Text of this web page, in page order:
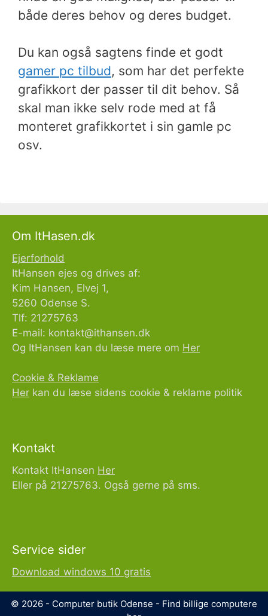
både deres behov og deres budget.
Du kan også sagtens finde et godt
gamer pc tilbud, som har det perfekte
grafikkort der passer til dit behov. Så
skal man ikke selv rode med at få
monteret grafikkortet i sin gamle pc
osv.
Om ItHasen.dk
Ejerforhold
ItHansen ejes og drives af:
Kim Hansen, Elvej 1,
5260 Odense S.
Tlf: 21275763
E-mail: kontakt@ithansen.dk
Og ItHansen kan du læse mere om Her
Cookie & Reklame
Her kan du læse sidens cookie & reklame politik
Kontakt
Kontakt ItHansen Her
Eller på 21275763. Også gerne på sms.
Service sider
Download windows 10 gratis
© 2026 - Computer butik Odense - Find billige computere